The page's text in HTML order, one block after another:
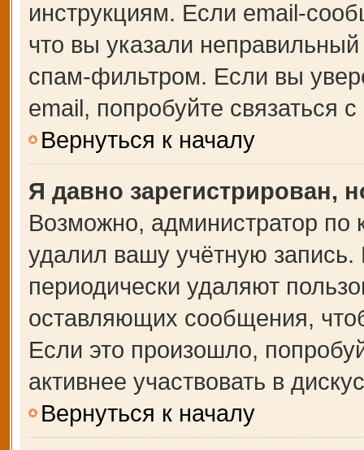
инструкциям. Если email-
что вы указали
спам-фильтром. Если вы
email, попробуйте связаться
Вернуться к началу
Я давно зарегистрирован,
Возможно, администратор по
удалил вашу учётную
периодически удаляют
оставляющих сообщения,
Если это произошло,
активнее участвовать в
Вернуться к началу